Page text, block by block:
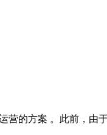
的方案 。此前，